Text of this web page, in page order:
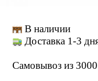
В наличии
Доставка 1-3
Самовывоз из